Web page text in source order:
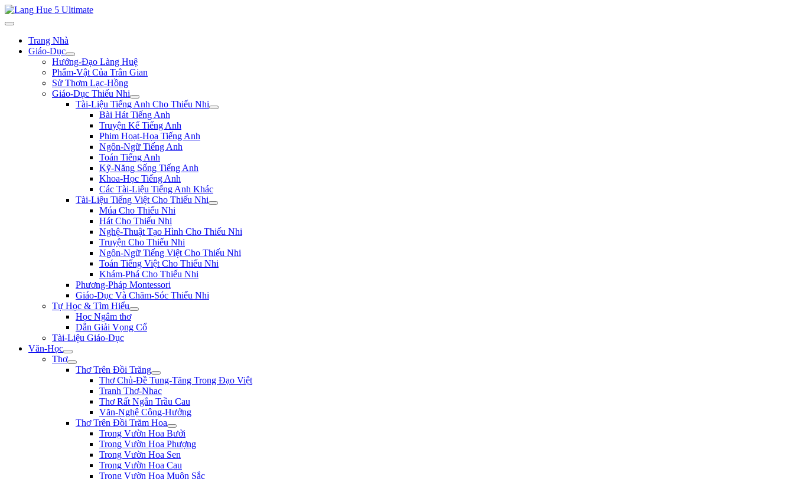
Trang Nhà
Giáo-Dục
Hướng-Đạo Làng Huệ
Phẩm-Vật Của Trân Gian
Sử Thơm Lạc-Hồng
Giáo-Dục Thiếu Nhi
Tài-Liệu Tiếng Anh Cho Thiếu Nhi
Bài Hát Tiếng Anh
Truyện Kể Tiếng Anh
Phim Hoạt-Họa Tiếng Anh
Ngôn-Ngữ Tiếng Anh
Toán Tiếng Anh
Kỹ-Năng Sống Tiếng Anh
Khoa-Học Tiếng Anh
Các Tài-Liệu Tiếng Anh Khác
Tài-Liệu Tiếng Việt Cho Thiếu Nhi
Múa Cho Thiếu Nhi
Hát Cho Thiếu Nhi
Nghệ-Thuật Tạo Hình Cho Thiếu Nhi
Truyện Cho Thiếu Nhi
Ngôn-Ngữ Tiếng Việt Cho Thiếu Nhi
Toán Tiếng Việt Cho Thiếu Nhi
Khám-Phá Cho Thiếu Nhi
Phương-Pháp Montessori
Giáo-Dục Và Chăm-Sóc Thiếu Nhi
Tự Học & Tìm Hiểu
Học Ngâm thơ
Dẫn Giải Vọng Cổ
Tài-Liệu Giáo-Dục
Văn-Học
Thơ
Thơ Trên Đồi Trăng
Thơ Chủ-Đề Tung-Tăng Trong Đạo Việt
Tranh Thơ-Nhac
Thơ Rất Ngắn Trầu Cau
Văn-Nghệ Cộng-Hưởng
Thơ Trên Đồi Trăm Hoa
Trong Vườn Hoa Bưởi
Trong Vườn Hoa Phượng
Trong Vườn Hoa Sen
Trong Vườn Hoa Cau
Trong Vườn Hoa Muôn Sắc